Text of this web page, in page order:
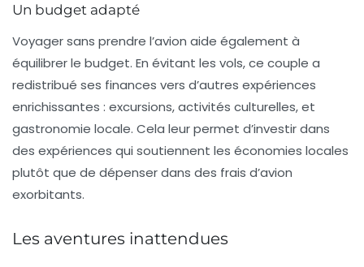
Un budget adapté
Voyager sans prendre l’avion aide également à
équilibrer le budget. En évitant les vols, ce couple a
redistribué ses finances vers d’autres expériences
enrichissantes : excursions, activités culturelles, et
gastronomie locale. Cela leur permet d’investir dans
des expériences qui soutiennent les économies locales
plutôt que de dépenser dans des frais d’avion
exorbitants.
Les aventures inattendues